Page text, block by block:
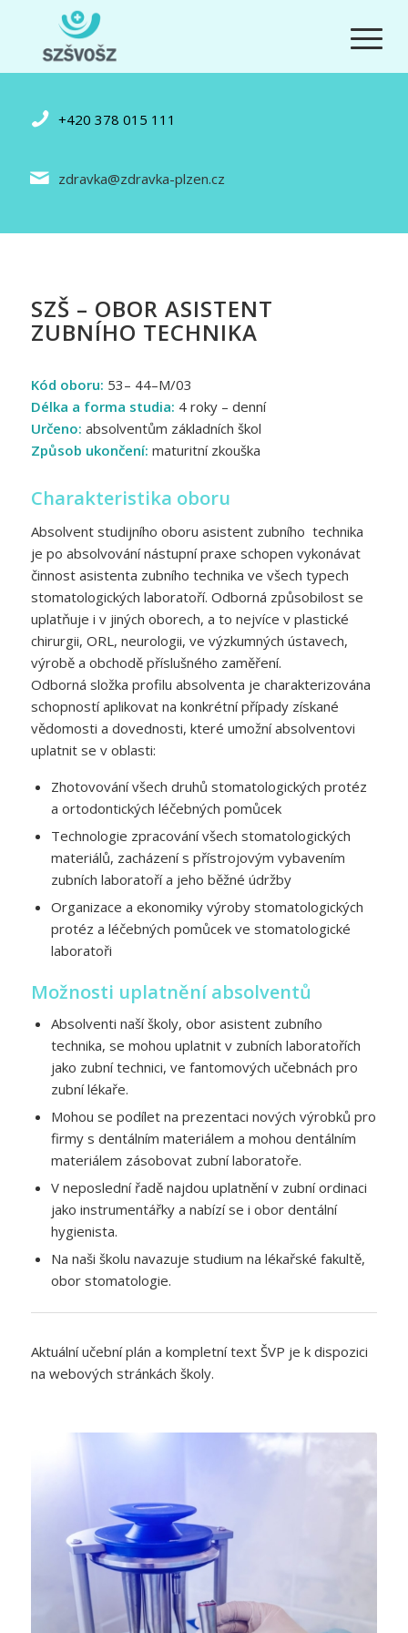
+420 378 015 111
zdravka@zdravka-plzen.cz
SZŠ – OBOR ASISTENT
ZUBNÍHO TECHNIKA
Kód oboru: 53– 44–M/03
Délka a forma studia: 4 roky – denní
Určeno: absolventům základních škol
Způsob ukončení: maturitní zkouška
Charakteristika oboru
Absolvent studijního oboru asistent zubního technika
je po absolvování nástupní praxe schopen vykonávat
činnost asistenta zubního technika ve všech typech
stomatologických laboratoří. Odborná způsobilost se
uplatňuje i v jiných oborech, a to nejvíce v plastické
chirurgii, ORL, neurologii, ve výzkumných ústavech,
výrobě a obchodě příslušného zaměření.
Odborná složka profilu absolventa je charakterizována
schopností aplikovat na konkrétní případy získané
vědomosti a dovednosti, které umožní absolventovi
uplatnit se v oblasti:
Zhotovování všech druhů stomatologických protéz
a ortodontických léčebných pomůcek
Technologie zpracování všech stomatologických
materiálů, zacházení s přístrojovým vybavením
zubních laboratoří a jeho běžné údržby
Organizace a ekonomiky výroby stomatologických
protéz a léčebných pomůcek ve stomatologické
laboratoři
Možnosti uplatnění absolventů
Absolventi naší školy, obor asistent zubního
technika, se mohou uplatnit v zubních laboratořích
jako zubní technici, ve fantomových učebnách pro
zubní lékaře.
Mohou se podílet na prezentaci nových výrobků pro
firmy s dentálním materiálem a mohou dentálním
materiálem zásobovat zubní laboratoře.
V neposlední řadě najdou uplatnění v zubní ordinaci
jako instrumentářky a nabízí se i obor dentální
hygienista.
Na naši školu navazuje studium na lékařské fakultě,
obor stomatologie.
Aktuální učební plán a kompletní text ŠVP je k dispozici
na webových stránkách školy.